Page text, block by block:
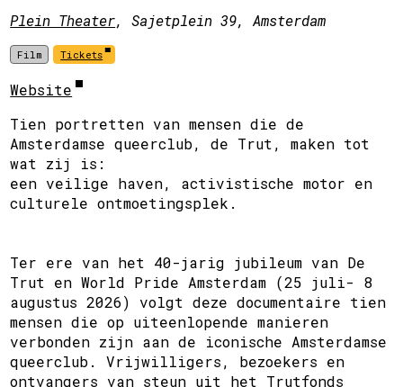
Plein Theater, Sajetplein 39, Amsterdam
Film Tickets
Website
Tien portretten van mensen die de
Amsterdamse queerclub, de Trut, maken tot
wat zij is:
een veilige haven, activistische motor en
culturele ontmoetingsplek.
Ter ere van het 40-jarig jubileum van De
Trut en World Pride Amsterdam (25 juli- 8
augustus 2026) volgt deze documentaire tien
mensen die op uiteenlopende manieren
verbonden zijn aan de iconische Amsterdamse
queerclub. Vrijwilligers, bezoekers en
ontvangers van steun uit het Trutfonds